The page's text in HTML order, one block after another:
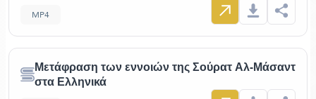
MP4
Μετάφραση των εννοιών της Σούρατ Αλ-Μάσαντ
στα Ελληνικά